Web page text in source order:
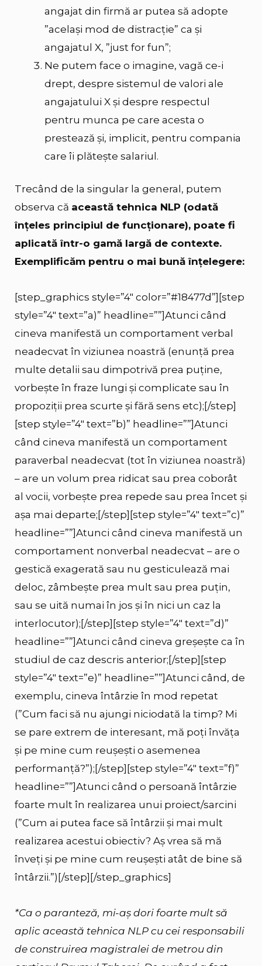
angajat din firmă ar putea să adopte
”același mod de distracție” ca și
angajatul X, ”just for fun”;
Ne putem face o imagine, vagă ce-i
drept, despre sistemul de valori ale
angajatului X și despre respectul
pentru munca pe care acesta o
prestează și, implicit, pentru compania
care îi plătește salariul.
Trecând de la singular la general, putem
observa că această tehnica NLP (odată
înțeles principiul de funcționare), poate fi
aplicată într-o gamă largă de contexte.
Exemplificăm pentru o mai bună înțelegere:
[step_graphics style=”4″ color=”#18477d”][step
style=”4″ text=”a)” headline=””]Atunci când
cineva manifestă un comportament verbal
neadecvat în viziunea noastră (enunță prea
multe detalii sau dimpotrivă prea puține,
vorbește în fraze lungi și complicate sau în
propoziții prea scurte și fără sens etc);[/step]
[step style=”4″ text=”b)” headline=””]Atunci
când cineva manifestă un comportament
paraverbal neadecvat (tot în viziunea noastră)
– are un volum prea ridicat sau prea coborât
al vocii, vorbește prea repede sau prea încet și
așa mai departe;[/step][step style=”4″ text=”c)”
headline=””]Atunci când cineva manifestă un
comportament nonverbal neadecvat – are o
gestică exagerată sau nu gesticulează mai
deloc, zâmbește prea mult sau prea puțin,
sau se uită numai în jos și în nici un caz la
interlocutor);[/step][step style=”4″ text=”d)”
headline=””]Atunci când cineva greșește ca în
studiul de caz descris anterior;[/step][step
style=”4″ text=”e)” headline=””]Atunci când, de
exemplu, cineva întârzie în mod repetat
(”Cum faci să nu ajungi niciodată la timp? Mi
se pare extrem de interesant, mă poți învăța
și pe mine cum reușești o asemenea
performanță?”);[/step][step style=”4″ text=”f)”
headline=””]Atunci când o persoană întârzie
foarte mult în realizarea unui proiect/sarcini
(”Cum ai putea face să întârzii și mai mult
realizarea acestui obiectiv? Aș vrea să mă
înveți și pe mine cum reușești atât de bine să
întârzii.”)[/step][/step_graphics]
*Ca o paranteză, mi-aș dori foarte mult să
aplic această tehnica NLP cu cei responsabili
de construirea magistralei de metrou din